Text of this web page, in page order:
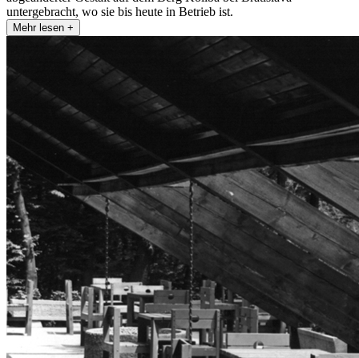
untergebracht, wo sie bis heute in Betrieb ist.
Mehr lesen +